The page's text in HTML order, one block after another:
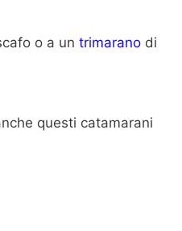
o a un trimarano di
questi catamarani